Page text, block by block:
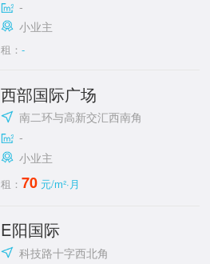
-
小业主
租：-
西部国际广场
南二环与高新交汇西南角
-
小业主
租：70 元/m²·月
E阳国际
科技路十字西北角